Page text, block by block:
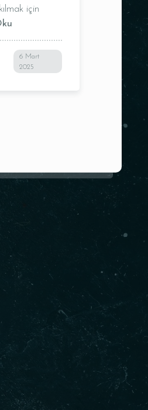
için
6 Mart
2025
(850) 259 59 59
(532) 650 96 96
Berktaş Sk.